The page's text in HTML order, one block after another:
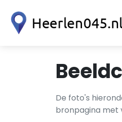
De foto's
bronpagina met